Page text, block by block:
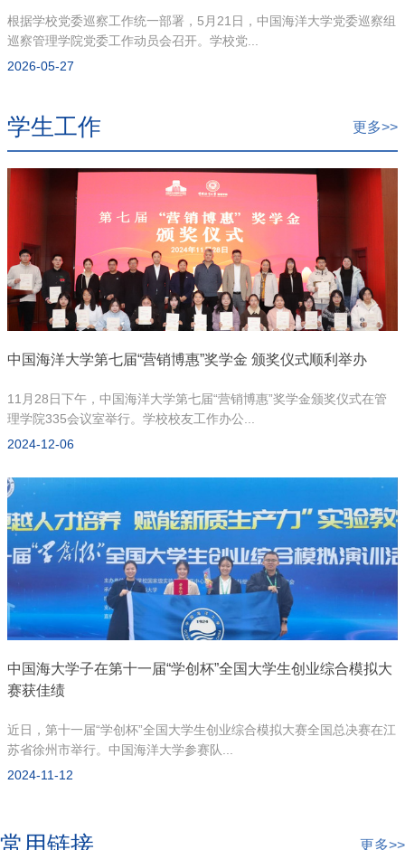
根据学校党委巡察工作统一部署，5月21日，中国海洋大学党委巡察组
巡察管理学院党委工作动员会召开。学校党...
2026-05-27
学生工作 更多>>
中国海洋大学第七届“营销博惠”奖学金 颁奖仪式顺利举办
11月28日下午，中国海洋大学第七届“营销博惠”奖学金颁奖仪式在管
理学院335会议室举行。学校校友工作办公...
2024-12-06
中国海大学子在第十一届“学创杯”全国大学生创业综合模拟大
赛获佳绩
近日，第十一届“学创杯”全国大学生创业综合模拟大赛全国总决赛在江
苏省徐州市举行。中国海洋大学参赛队...
2024-11-12
更多>>
资